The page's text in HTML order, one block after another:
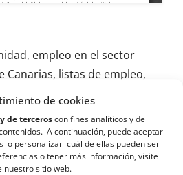
de cookies
de terceroscon fines analíticos y de
A continuación, puede aceptar
o personalizar cuál de ellas pueden ser
o tener más información, visite
nuestro sitio web.
, empleo en el sector
Canarias, listas de empleo,
Servicio Canario de